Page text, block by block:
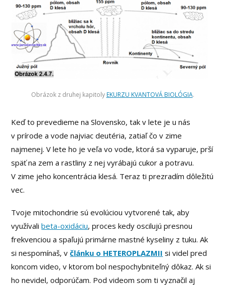
Obrázok z druhej kapitolyEKURZU KVANTOVÁ BIOLÓGIA.
Keď to prevedieme na Slovensko, tak v lete je u nás
v prírode a vode najviac deutéria, zatiaľ čo v zime
najmenej. V lete ho je veľa vo vode, ktorá sa vyparuje, prší
späť na zem a rastliny z nej vyrábajú cukor a potravu.
V zime jeho koncentrácia klesá. Teraz ti prezradím dôležitú
vec.
Tvoje mitochondrie sú evolúciou vytvorené tak, aby
využívalibeta-oxidáciu, proces kedy oscilujú presnou
frekvenciou a spaľujú primárne mastné kyseliny z tuku. Ak
si nespomínaš, včlánku o HETEROPLAZMII si videl pred
koncom video, v ktorom bol nespochybniteľný dôkaz. Ak si
ho nevidel, odporúčam. Pod videom som ti vyznačil aj